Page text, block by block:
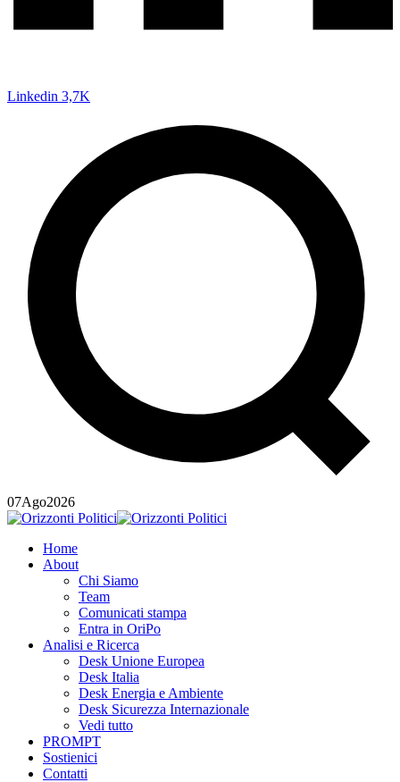
Linkedin 3,7K
07Ago2026
Home
About
Chi Siamo
Team
Comunicati stampa
Entra in OriPo
Analisi e Ricerca
Desk Unione Europea
Desk Italia
Desk Energia e Ambiente
Desk Sicurezza Internazionale
Vedi tutto
PROMPT
Sostienici
Contatti